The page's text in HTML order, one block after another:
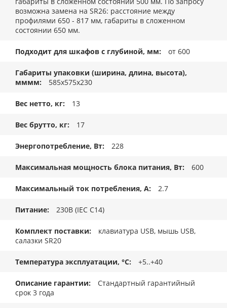
возможна замена на SR26: расстояние между
профилями 650 - 817 мм, габариты в сложенном
состоянии 650 мм.
Подходит для шкафов с глубиной, мм от 600
Габариты упаковки (ширина, длина, высота),
мммм
585x575x230
Вес нетто, кг 13
Вес брутто, кг 17
Энергопотребление, Вт 228
Максимальная мощность блока питания, Вт 600
Максимальный ток потребления, А 2.7
Питание 230В (IEC C14)
Комплект поставки
клавиатура USB, мышь USB,
салазки SR20
Температура эксплуатации, °C +5..+40
Описание гарантии
Стандартный гарантийный
срок 3 года